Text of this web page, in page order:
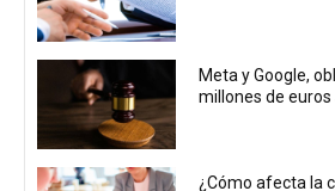
Meta y Google,
millones de euros
¿Cómo afecta la